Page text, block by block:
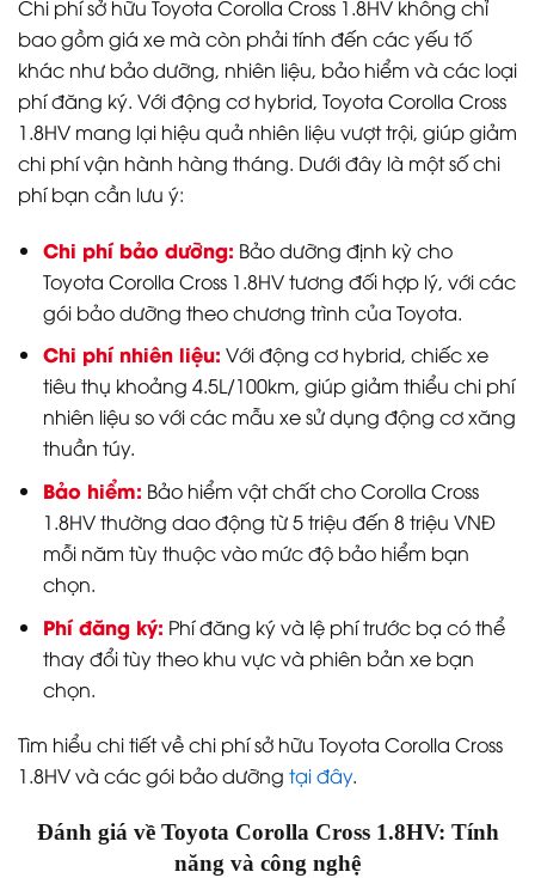
Chi phí sở hữu Toyota Corolla Cross 1.8HV không chỉ
bao gồm giá xe mà còn phải tính đến các yếu tố
khác như bảo dưỡng, nhiên liệu, bảo hiểm và các loại
phí đăng ký. Với động cơ hybrid, Toyota Corolla Cross
1.8HV mang lại hiệu quả nhiên liệu vượt trội, giúp giảm
chi phí vận hành hàng tháng. Dưới đây là một số chi
phí bạn cần lưu ý:
Chi phí bảo dưỡng: Bảo dưỡng định kỳ cho
Toyota Corolla Cross 1.8HV tương đối hợp lý, với các
gói bảo dưỡng theo chương trình của Toyota.
Chi phí nhiên liệu: Với động cơ hybrid, chiếc xe
tiêu thụ khoảng 4.5L/100km, giúp giảm thiểu chi phí
nhiên liệu so với các mẫu xe sử dụng động cơ xăng
thuần túy.
Bảo hiểm: Bảo hiểm vật chất cho Corolla Cross
1.8HV thường dao động từ 5 triệu đến 8 triệu VNĐ
mỗi năm tùy thuộc vào mức độ bảo hiểm bạn
chọn.
Phí đăng ký: Phí đăng ký và lệ phí trước bạ có thể
thay đổi tùy theo khu vực và phiên bản xe bạn
chọn.
Tìm hiểu chi tiết về chi phí sở hữu Toyota Corolla Cross
1.8HV và các gói bảo dưỡng tại đây.
Đánh giá về Toyota Corolla Cross 1.8HV: Tính
năng và công nghệ